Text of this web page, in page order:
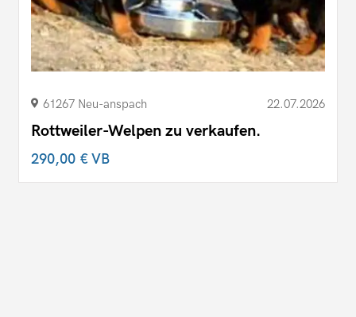
61267 Neu-anspach 22.07.2026
Rottweiler-Welpen zu verkaufen.
290,00 €VB